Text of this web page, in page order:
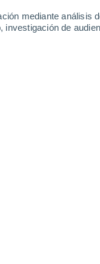
mediante análisis
de